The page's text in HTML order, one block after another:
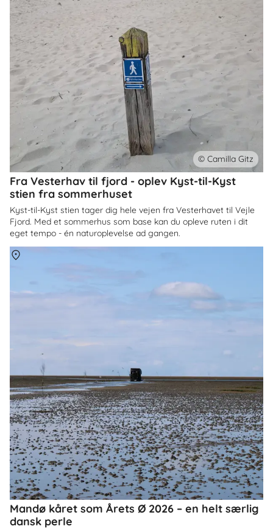
Fra Vesterhav til fjord - oplev Kyst-til-Kyst
stien fra sommerhuset
Kyst-til-Kyst stien tager dig hele vejen fra Vesterhavet til Vejle
Fjord. Med et sommerhus som base kan du opleve ruten i dit
eget tempo - én naturoplevelse ad gangen.
© Camilla Gitz
Mandø kåret som Årets Ø 2026 – en helt særlig
dansk perle